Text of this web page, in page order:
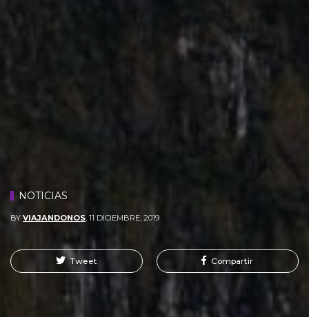
NOTICIAS
BY VIAJANDONOS, 11 DICIEMBRE, 2019
Tweet Compartir